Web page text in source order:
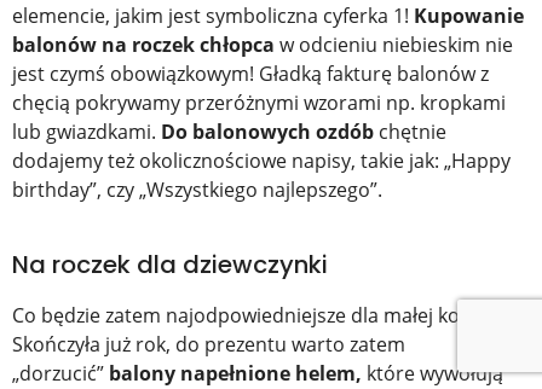
elemencie, jakim jest symboliczna cyferka 1! Kupowanie
balonów na roczek chłopca w odcieniu niebieskim nie
jest czymś obowiązkowym! Gładką fakturę balonów z
chęcią pokrywamy przeróżnymi wzorami np. kropkami
lub gwiazdkami. Do balonowych ozdób chętnie
dodajemy też okolicznościowe napisy, takie jak: „Happy
birthday”, czy „Wszystkiego najlepszego”.
Na roczek dla dziewczynki
Co będzie zatem najodpowiedniejsze dla małej kobietki?
Skończyła już rok, do prezentu warto zatem
„dorzucić” balony napełnione helem, które wywołują